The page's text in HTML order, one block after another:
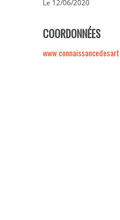
Le 12/06/2020
COORDONNÉES